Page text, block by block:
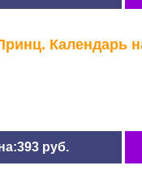
Календарь
руб.